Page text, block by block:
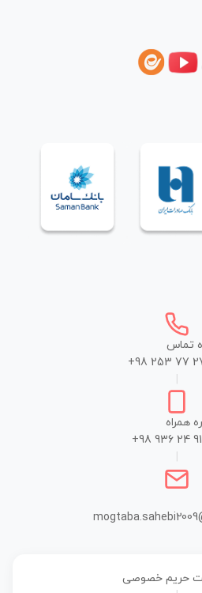
تماس
+98 253 77
همراه
+98 936 24
حریم خصوصی